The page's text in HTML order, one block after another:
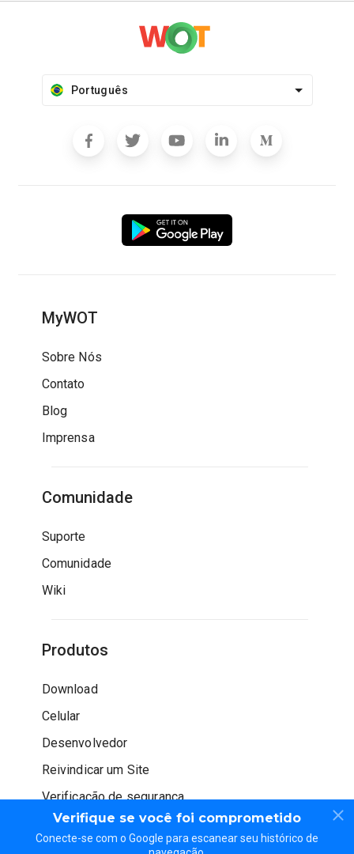
Verifique se você foi comprometido
Conecte-se com o Google para escanear seu histórico de
Português
MyWOT
Sobre Nós
Contato
Blog
Imprensa
Comunidade
Suporte
Comunidade
Wiki
Produtos
Download
Celular
Desenvolvedor
Reivindicar um Site
Verificação de segurança